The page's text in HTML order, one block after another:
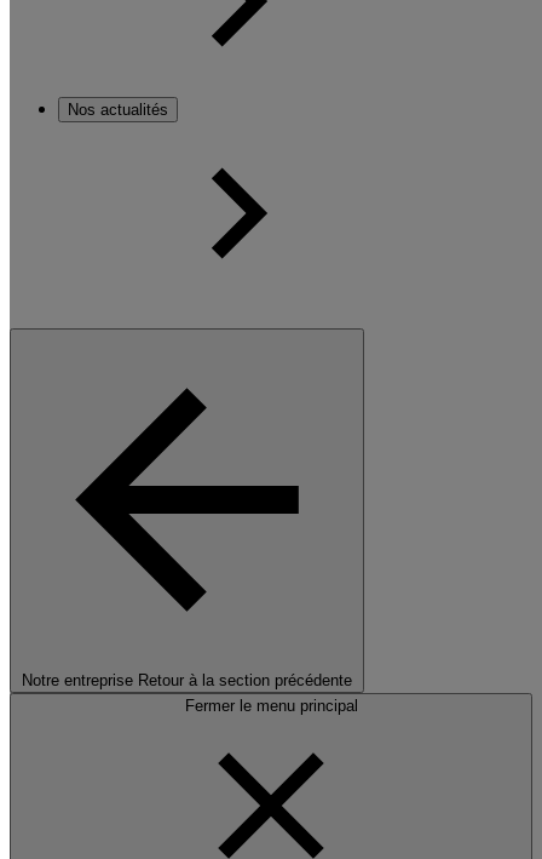
Nos actualités
Notre entreprise Retour à la section précédente
Fermer le menu principal